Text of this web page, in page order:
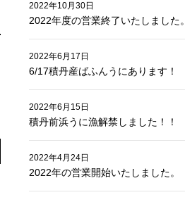
2022年度の営業終了いたしました。
2022年10月30日
6/17積丹産ばふんうにあります！
2022年6月17日
積丹前浜うに漁解禁しました！！
2022年6月15日
2022年の営業開始いたしました。
2022年4月24日